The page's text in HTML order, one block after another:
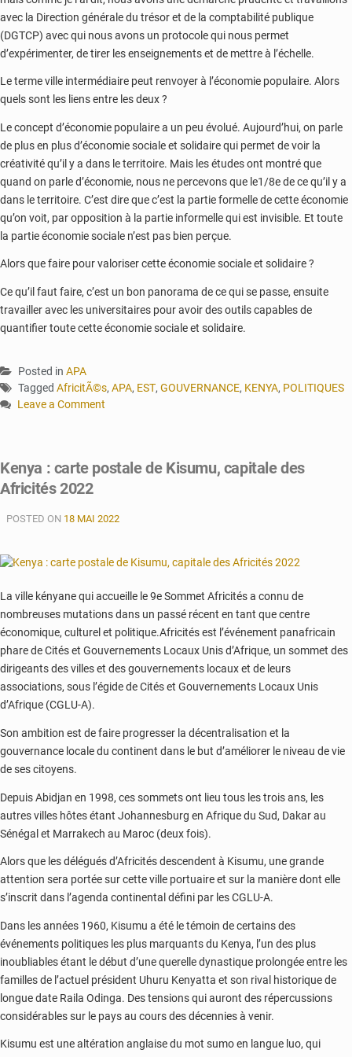
avec la Direction générale du trésor et de la comptabilité publique
(DGTCP) avec qui nous avons un protocole qui nous permet
d’expérimenter, de tirer les enseignements et de mettre à l’échelle.
Le terme ville intermédiaire peut renvoyer à l’économie populaire. Alors
quels sont les liens entre les deux ?
Le concept d’économie populaire a un peu évolué. Aujourd’hui, on parle
de plus en plus d’économie sociale et solidaire qui permet de voir la
créativité qu’il y a dans le territoire. Mais les études ont montré que
quand on parle d’économie, nous ne percevons que le1/8e de ce qu’il y a
dans le territoire. C’est dire que c’est la partie formelle de cette économie
qu’on voit, par opposition à la partie informelle qui est invisible. Et toute
la partie économie sociale n’est pas bien perçue.
Alors que faire pour valoriser cette économie sociale et solidaire ?
Ce qu’il faut faire, c’est un bon panorama de ce qui se passe, ensuite
travailler avec les universitaires pour avoir des outils capables de
quantifier toute cette économie sociale et solidaire.
Posted in APA
Tagged AfricitÃ©s, APA, EST, GOUVERNANCE, KENYA, POLITIQUES
Leave a Comment
participative
a
vent
en
(expert)
Kenya : carte postale de Kisumu, capitale des
Africités 2022
POSTED ON 18 MAI 2022
La ville kényane qui accueille le 9e Sommet Africités a connu de
nombreuses mutations dans un passé récent en tant que centre
économique, culturel et politique.Africités est l’événement panafricain
phare de Cités et Gouvernements Locaux Unis d’Afrique, un sommet des
dirigeants des villes et des gouvernements locaux et de leurs
associations, sous l’égide de Cités et Gouvernements Locaux Unis
d’Afrique (CGLU-A).
Son ambition est de faire progresser la décentralisation et la
gouvernance locale du continent dans le but d’améliorer le niveau de vie
de ses citoyens.
Depuis Abidjan en 1998, ces sommets ont lieu tous les trois ans, les
autres villes hôtes étant Johannesburg en Afrique du Sud, Dakar au
Sénégal et Marrakech au Maroc (deux fois).
Alors que les délégués d’Africités descendent à Kisumu, une grande
attention sera portée sur cette ville portuaire et sur la manière dont elle
s’inscrit dans l’agenda continental défini par les CGLU-A.
Dans les années 1960, Kisumu a été le témoin de certains des
événements politiques les plus marquants du Kenya, l’un des plus
inoubliables étant le début d’une querelle dynastique prolongée entre les
familles de l’actuel président Uhuru Kenyatta et son rival historique de
longue date Raila Odinga. Des tensions qui auront des répercussions
considérables sur le pays au cours des décennies à venir.
Kisumu est une altération anglaise du mot sumo en langue luo, qui